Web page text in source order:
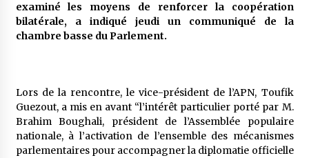
5 ans ago
Un conte targui/ Quand la tête est vide
5 ans ago
examiné les moyens de renforcer la coopération
bilatérale, a indiqué jeudi un communiqué de la
chambre basse du Parlement.
Lors de la rencontre, le vice-président de l’APN, Toufik
Guezout, a mis en avant “l’intérêt particulier porté par M.
Brahim Boughali, président de l’Assemblée populaire
nationale, à l’activation de l’ensemble des mécanismes
parlementaires pour accompagner la diplomatie officielle